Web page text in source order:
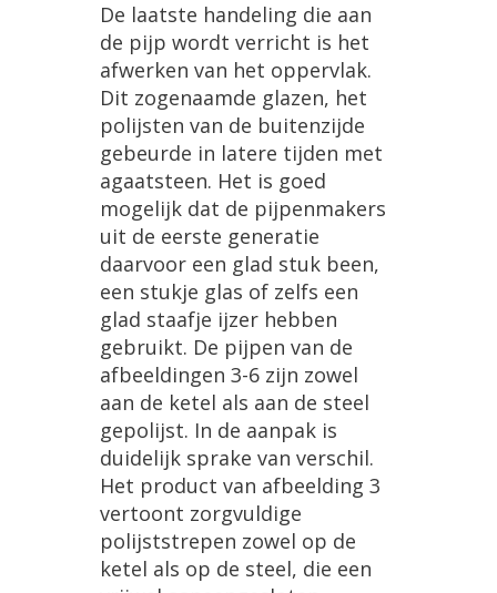
De laatste handeling die aan
de pijp wordt verricht is het
afwerken van het oppervlak.
Dit zogenaamde glazen, het
polijsten van de buitenzijde
gebeurde in latere tijden met
agaatsteen. Het is goed
mogelijk dat de pijpenmakers
uit de eerste generatie
daarvoor een glad stuk been,
een stukje glas of zelfs een
glad staafje ijzer hebben
gebruikt. De pijpen van de
afbeeldingen 3-6 zijn zowel
aan de ketel als aan de steel
gepolijst. In de aanpak is
duidelijk sprake van verschil.
Het product van afbeelding 3
vertoont zorgvuldige
polijststrepen zowel op de
ketel als op de steel, die een